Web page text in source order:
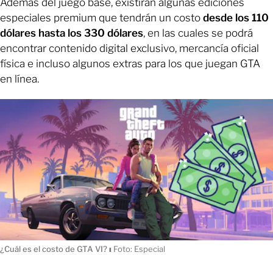
especiales premium que tendrán un costo desde los 110
dólares hasta los 330 dólares, en las cuales se podrá
encontrar contenido digital exclusivo, mercancía oficial
física e incluso algunos extras para los que juegan GTA
en línea.
¿Cuál es el costo de GTA VI?ı Foto: Especial